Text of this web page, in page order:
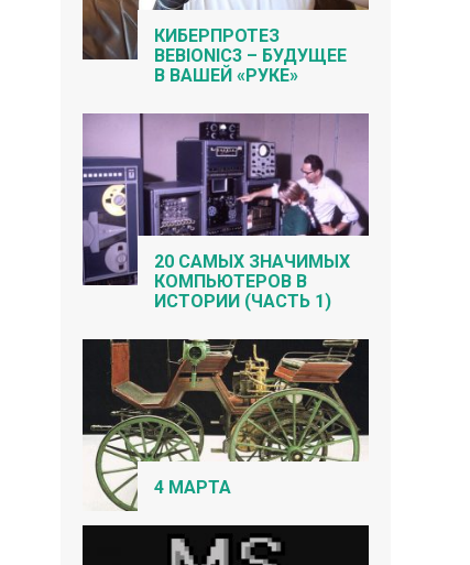
КИБЕРПРОТЕЗ
BEBIONIC3 – БУДУЩЕЕ
В ВАШЕЙ «РУКЕ»
20 САМЫХ ЗНАЧИМЫХ
КОМПЬЮТЕРОВ В
ИСТОРИИ (ЧАСТЬ 1)
4 МАРТА